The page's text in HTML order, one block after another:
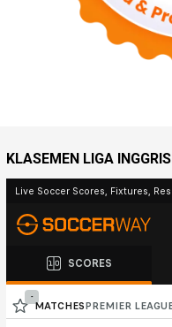
KLASEMEN LIGA INGGRIS